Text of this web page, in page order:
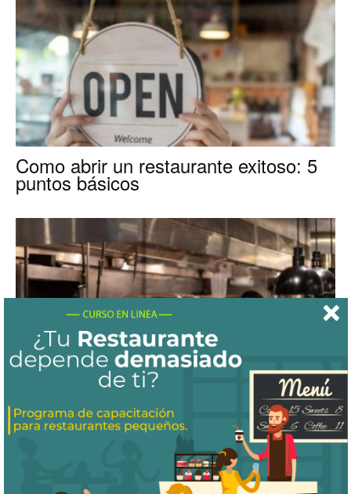
Como abrir un restaurante exitoso: 5
puntos básicos
4 Retos comunes que debes enfrentar
a la hora de operar...